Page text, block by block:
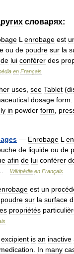
словарях:
L enrobage est
ou de poudre sur la
de lui conférer des
en Français
uses see Tablet (
dosage form
in powder form
— Enrobage L
de liquide ou de
afin de lui conférer
Wikipédia en Français
est un
poudre sur la surface d
propriétés
excipient is an inactive
medication In many